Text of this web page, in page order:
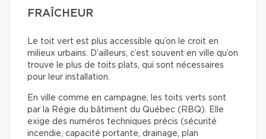
FRAÎCHEUR
Le toit vert est plus accessible qu’on le croit en
milieux urbains. D’ailleurs, c’est souvent en ville qu’on
trouve le plus de toits plats, qui sont nécessaires
pour leur installation.
En ville comme en campagne, les toits verts sont
par la Régie du bâtiment du Québec (RBQ). Elle
exige des numéros techniques précis (sécurité
incendie, capacité portante, drainage, plan